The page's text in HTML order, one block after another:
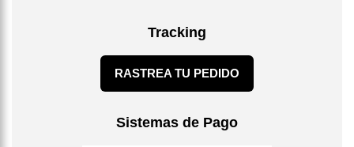
Tracking
RASTREA TU PEDIDO
Sistemas de Pago